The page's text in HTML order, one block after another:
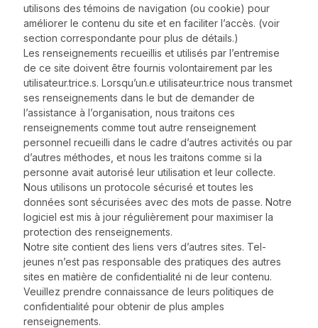
utilisons des témoins de navigation (ou cookie) pour
améliorer le contenu du site et en faciliter l’accès. (voir
section correspondante pour plus de détails.)
Les renseignements recueillis et utilisés par l’entremise
de ce site doivent être fournis volontairement par les
utilisateur.trice.s. Lorsqu’un.e utilisateur.trice nous transmet
ses renseignements dans le but de demander de
l’assistance à l’organisation, nous traitons ces
renseignements comme tout autre renseignement
personnel recueilli dans le cadre d’autres activités ou par
d’autres méthodes, et nous les traitons comme si la
personne avait autorisé leur utilisation et leur collecte.
Nous utilisons un protocole sécurisé et toutes les
données sont sécurisées avec des mots de passe. Notre
logiciel est mis à jour régulièrement pour maximiser la
protection des renseignements.
Notre site contient des liens vers d’autres sites. Tel-
jeunes n’est pas responsable des pratiques des autres
sites en matière de confidentialité ni de leur contenu.
Veuillez prendre connaissance de leurs politiques de
confidentialité pour obtenir de plus amples
renseignements.